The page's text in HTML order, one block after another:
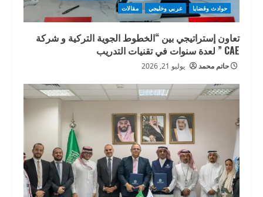
حوادث وقضايا
عربي وخليجي مقالات
تعاون إستراتيجي بين “الخطوط الجوية التركية و شركة
CAE ” لعدة سنوات في تقنيات التدريب
حاتم محمد يوليو 21, 2026